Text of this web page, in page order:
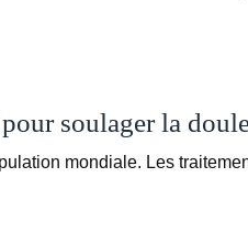
soulager la
mondiale. Les